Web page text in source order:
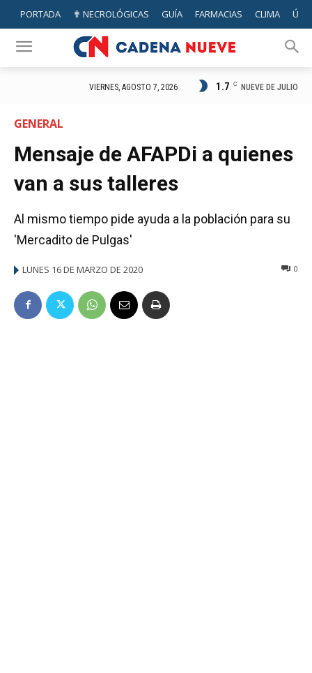
PORTADA ✟ NECROLÓGICAS GUÍA FARMACIAS CLIMA
VIERNES, AGOSTO 7, 2026 1.7 C NUEVE DE JULIO
GENERAL
Mensaje de AFAPDi a quienes
van a sus talleres
Al mismo tiempo pide ayuda a la población para su
'Mercadito de Pulgas'
LUNES 16 DE MARZO DE 2020 0